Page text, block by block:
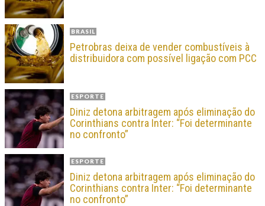
BRASIL
Petrobras deixa de vender combustíveis à
distribuidora com possível ligação com PCC
ESPORTE
Diniz detona arbitragem após eliminação do
Corinthians contra Inter: “Foi determinante
no confronto”
ESPORTE
Diniz detona arbitragem após eliminação do
Corinthians contra Inter: “Foi determinante
no confronto”